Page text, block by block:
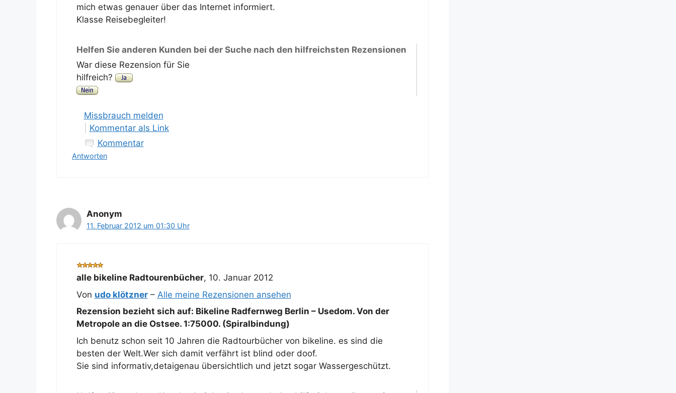
mich etwas genauer über das Internet informiert.
Klasse Reisebegleiter!
Helfen Sie anderen Kunden bei der Suche nach den hilfreichsten Rezensionen
War diese Rezension für Sie
hilfreich?
Missbrauch melden
Kommentar als Link
Kommentar
Antworten
Anonym
11. Februar 2012 um 01:30 Uhr
alle bikeline Radtourenbücher, 10. Januar 2012
Von udo klötzner– Alle meine Rezensionen ansehen
Rezension bezieht sich auf: Bikeline Radfernweg Berlin – Usedom. Von der
Metropole an die Ostsee. 1:75000. (Spiralbindung)
Ich benutz schon seit 10 Jahren die Radtourbücher von bikeline. es sind die
besten der Welt.Wer sich damit verfährt ist blind oder doof.
Sie sind informativ,detaigenau übersichtlich und jetzt sogar Wassergeschützt.